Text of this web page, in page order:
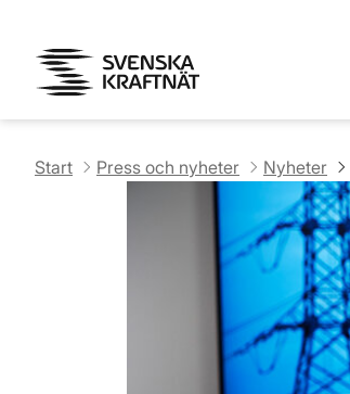
Start Press och nyheter Nyheter